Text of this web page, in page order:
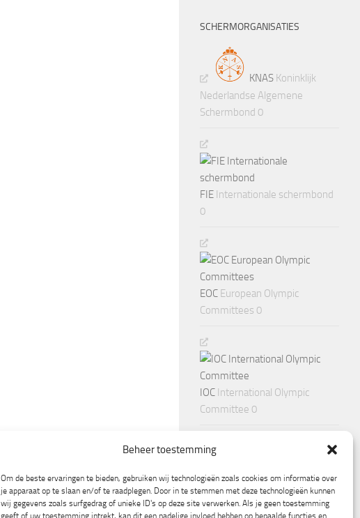
Beheer toestemming
Om de beste ervaringen te bieden, gebruiken wij technologieën zoals cookies om informatie over
je apparaat op te slaan en/of te raadplegen. Door in te stemmen met deze technologieën kunnen
wij gegevens zoals surfgedrag of unieke ID's op deze site verwerken. Als je geen toestemming
geeft of uw toestemming intrekt, kan dit een nadelige invloed hebben op bepaalde functies en
SCHERMORGANISATIES
KNAS Koninklijk
Nederlandse Algemene
Schermbond 0
FIE Internationale schermbond
0
EOC European Olympic
Committees 0
IOC International Olympic
Committee 0